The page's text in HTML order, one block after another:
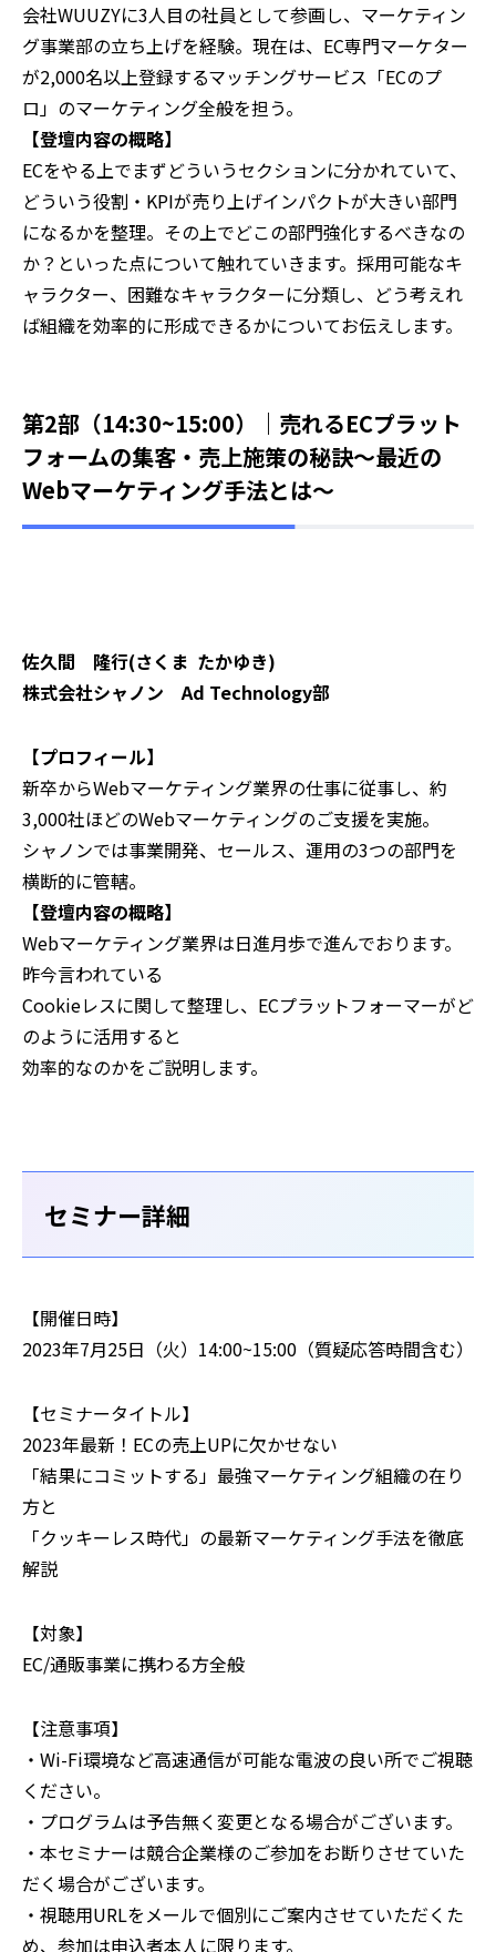
会社WUUZYに3人目の社員として参画し、マーケティン
グ事業部の立ち上げを経験。現在は、EC専門マーケター
が2,000名以上登録するマッチングサービス「ECのプ
ロ」のマーケティング全般を担う。
‍【登壇内容の概略】
‍ECをやる上でまずどういうセクションに分かれていて、
どういう役割・KPIが売り上げインパクトが大きい部門
になるかを整理。その上でどこの部門強化するべきなの
か？といった点について触れていきます。採用可能なキ
ャラクター、困難なキャラクターに分類し、どう考えれ
ば組織を効率的に形成できるかについてお伝えします。
第2部（14:30~15:00）｜売れるECプラット
フォームの集客・売上施策の秘訣～最近の
Webマーケティング手法とは～
佐久間 隆行(さくま たかゆき)
株式会社シャノン Ad Technology部
【プロフィール】
新卒からWebマーケティング業界の仕事に従事し、約
3,000社ほどのWebマーケティングのご支援を実施。
シャノンでは事業開発、セールス、運用の3つの部門を
横断的に管轄。
【登壇内容の概略】‍
Webマーケティング業界は日進月歩で進んでおります。
昨今言われている
Cookieレスに関して整理し、ECプラットフォーマーがど
のように活用すると
効率的なのかをご説明します。
セミナー詳細
【開催日時】
2023年7月25日（火）14:00~15:00（質疑応答時間含む）
‍【セミナータイトル】
2023年最新！ECの売上UPに欠かせない
「結果にコミットする」最強マーケティング組織の在り
方と
「クッキーレス時代」の最新マーケティング手法を徹底
解説
‍【対象】
‍EC/通販事業に携わる方全般
‍【注意事項】
‍・Wi-Fi環境など高速通信が可能な電波の良い所でご視聴
ください。
・プログラムは予告無く変更となる場合がございます。
・本セミナーは競合企業様のご参加をお断りさせていた
だく場合がございます。
・視聴用URLをメールで個別にご案内させていただくた
め、参加は申込者本人に限ります。